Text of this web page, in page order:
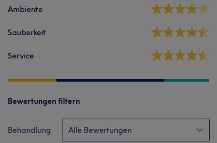
Ambiente
Sauberkeit
Service
Bewertungen filtern
Behandlung Alle Bewertungen